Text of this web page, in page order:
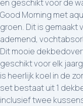
en geschikt voor de
Good Morning met
groen. Dit is gemaakt
ademend,
Dit mooie
geschikt voor elk
is heerlijk koel in de
set bestaat uit 1
inclusief twee